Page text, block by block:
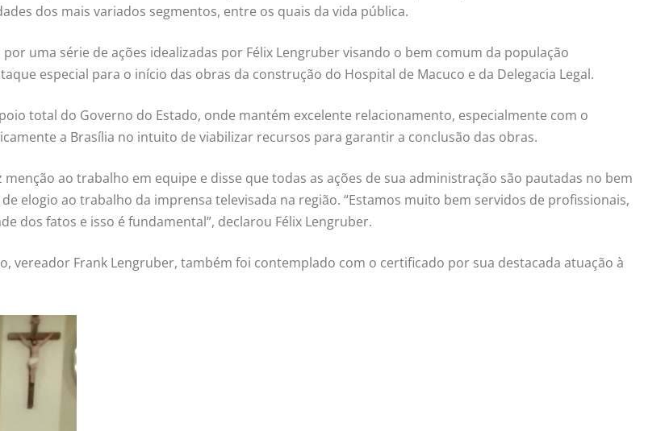
dos mais variados segmentos, entre os quais da vida pública.
uma série de ações idealizadas por Félix Lengruber visando o bem comum da população
especial para o início das obras da construção do Hospital de Macuco e da Delegacia Legal.
total do Governo do Estado, onde mantém excelente relacionamento, especialmente com o
a Brasília no intuito de viabilizar recursos para garantir a conclusão das obras.
ao trabalho em equipe e disse que todas as ações de sua administração são pautadas no bem
elogio ao trabalho da imprensa televisada na região. “Estamos muito bem servidos de profissionais,
dos fatos e isso é fundamental”, declarou Félix Lengruber.
vereador Frank Lengruber, também foi contemplado com o certificado por sua destacada atuação à